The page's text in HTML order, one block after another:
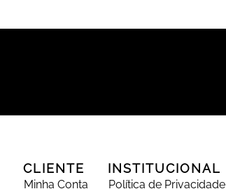
CLIENTE
Minha Conta
INSTITUCIONAL
Política de Privacidade